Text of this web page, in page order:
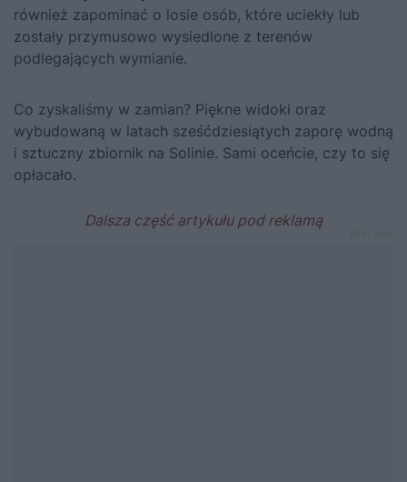
również zapominać o losie osób, które uciekły lub
zostały przymusowo wysiedlone z terenów
podlegających wymianie.
Co zyskaliśmy w zamian? Piękne widoki oraz
wybudowaną w latach sześćdziesiątych zaporę wodną
i sztuczny zbiornik na Solinie. Sami oceńcie, czy to się
opłacało.